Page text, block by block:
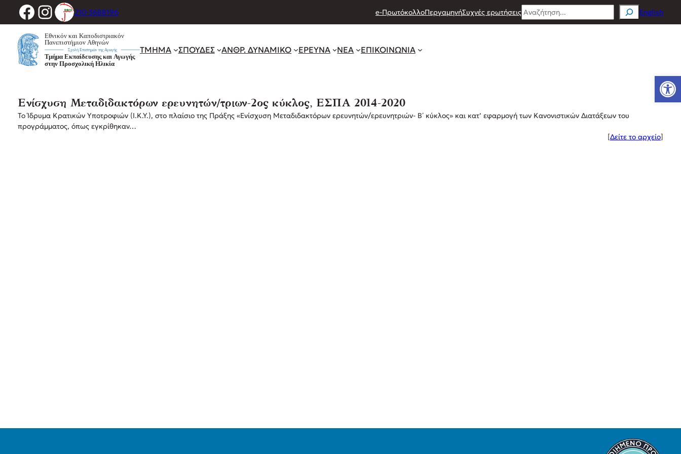
Μετάβαση
περιεχόμενο
Facebook
Instagram
210-3688196 e-ΠρωτόκολλοΠεργαμηνήΣυχνές ερωτήσειςSearch English
ΤΜΗΜΑ ΣΠΟΥΔΕΣ ΑΝΘΡ. ΔΥΝΑΜΙΚΟ ΕΡΕΥΝΑ ΝΕΑ ΕΠΙΚΟΙΝΩΝΙΑ
Ενίσχυση Μεταδιδακτόρων ερευνητών/τριων-2ος κύκλος, ΕΣΠΑ 2014-2020
Το Ίδρυμα Κρατικών Υποτροφιών (Ι.Κ.Υ.), στο πλαίσιο της Πράξης «Ενίσχυση Μεταδιδακτόρων ερευνητών/ερευνητριών- Β΄ κύκλος» και κατ’ εφαρμογή των Κανονιστικών Διατάξεων του
προγράμματος, όπως εγκρίθηκαν…
[Δείτε το αρχείο]